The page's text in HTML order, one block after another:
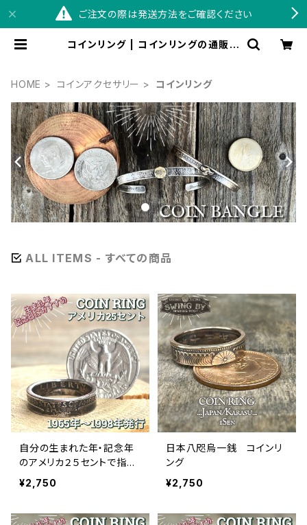
ご注文の際は発送方法をご確認ください
コインリング | コインリングの通販な
HOME コインアクセサリー コインリング
ALL ITEMS - すべての商品
自分の生まれた年・記念年
のアメリカ２５セントで指輪
をお作りします
¥2,750
日本八咫烏一銭 コインリ
ング
¥2,750